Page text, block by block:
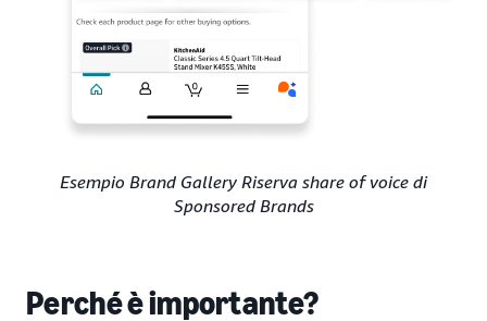
Esempio Brand Gallery Riserva share of voice di
Sponsored Brands
Perché è importante?